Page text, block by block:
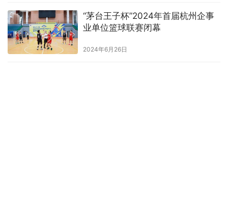
局。 此次手术的顺利开展，不仅彰显了浙大邵逸夫…
“茅台王子杯”2024年首届杭州企事
业单位篮球联赛闭幕
2024年6月26日